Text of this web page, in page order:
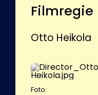
Filmregie
Otto Heikola
Foto: